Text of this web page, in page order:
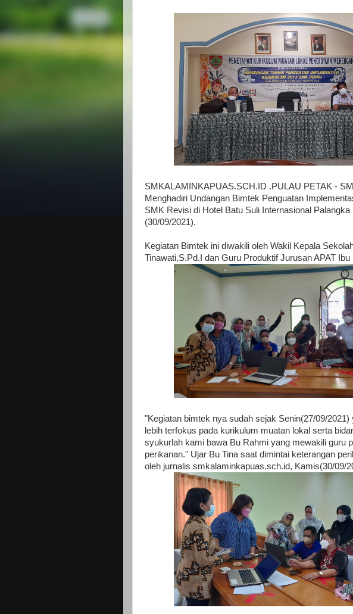
SMKALAMINKAPUAS.SCH.ID .PULAU PETAK -
Menghadiri Undangan Bimtek Penguatan
SMK Revisi di Hotel Batu Suli Internasional
(30/09/2021).
Kegiatan Bimtek ini diwakili oleh Wakil Kepala
Tinawati,S.Pd.I dan Guru Produktif Jurusan APAT
"Kegiatan bimtek nya sudah sejak Senin(27/09/2021)
lebih terfokus pada kurikulum muatan lokal serta
syukurlah kami bawa Bu Rahmi yang mewakili guru
perikanan." Ujar Bu Tina saat dimintai keterangan
oleh jurnalis smkalaminkapuas.sch.id, Kamis(30/09/